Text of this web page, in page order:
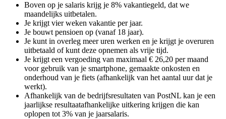
Boven op je salaris krijg je 8% vakantiegeld, dat we
maandelijks uitbetalen.
Je krijgt vier weken vakantie per jaar.
Je bouwt pensioen op (vanaf 18 jaar).
Je kunt in overleg meer uren werken en je krijgt je overuren
uitbetaald of kunt deze opnemen als vrije tijd.
Je krijgt een vergoeding van maximaal € 26,20 per maand
voor gebruik van je smartphone, gemaakte onkosten en
onderhoud van je fiets (afhankelijk van het aantal uur dat je
werkt).
Afhankelijk van de bedrijfsresultaten van PostNL kan je een
jaarlijkse resultaatafhankelijke uitkering krijgen die kan
oplopen tot 3% van je jaarsalaris.